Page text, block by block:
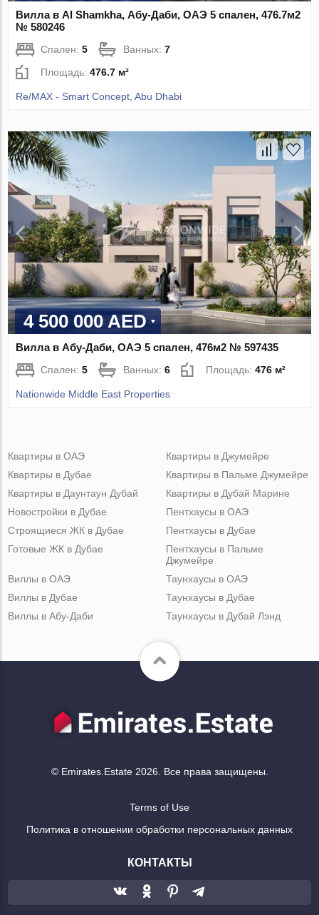
Вилла в Al Shamkha, Абу-Даби, ОАЭ 5 спален, 476.7м2
№ 580246
Спален:5 Ванных:7
Площадь:476.7 м²
Re/MAX - Smart Concept, Abu Dhabi
4 500 000 AED
Вилла в Абу-Даби, ОАЭ 5 спален, 476м2 № 597435
Спален:5 Ванных:6 Площадь:476 м²
Nationwide Middle East Properties
Квартиры в ОАЭ
Квартиры в Дубае
Квартиры в Даунтаун Дубай
Квартиры в Джумейре
Квартиры в Пальме Джумейре
Квартиры в Дубай Марине
Новостройки в Дубае
Строящиеся ЖК в Дубае
Готовые ЖК в Дубае
Пентхаусы в ОАЭ
Пентхаусы в Дубае
Пентхаусы в Пальме
Джумейре
Виллы в ОАЭ
Виллы в Дубае
Виллы в Абу-Даби
Таунхаусы в ОАЭ
Таунхаусы в Дубае
Таунхаусы в Дубай Лэнд
© Emirates.Estate 2026. Все права защищены.
Terms of Use
Политика в отношении обработки персональных данных
КОНТАКТЫ